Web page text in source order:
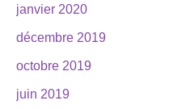
janvier 2020
décembre 2019
octobre 2019
juin 2019